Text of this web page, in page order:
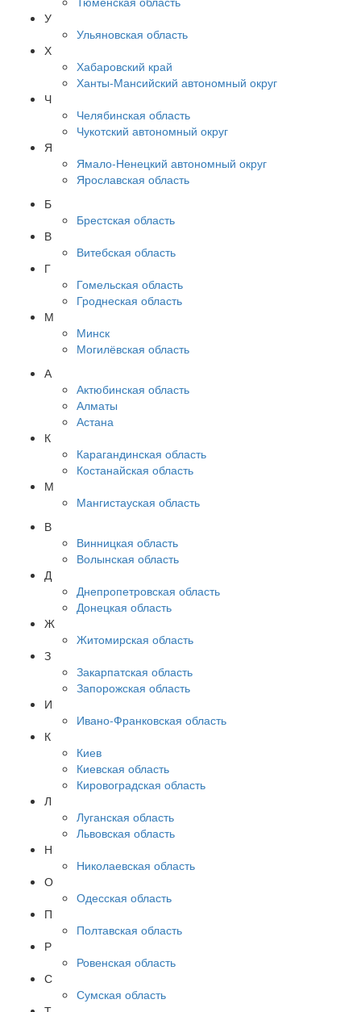
У
Ульяновская область
Х
Хабаровский край
Ханты-Мансийский автономный округ
Ч
Челябинская область
Чукотский автономный округ
Я
Ямало-Ненецкий автономный округ
Ярославская область
Б
Брестская область
В
Витебская область
Г
Гомельская область
Гроднеская область
М
Минск
Могилёвская область
А
Актюбинская область
Алматы
Астана
К
Карагандинская область
Костанайская область
М
Мангистауская область
В
Винницкая область
Волынская область
Д
Днепропетровская область
Донецкая область
Ж
Житомирская область
З
Закарпатская область
Запорожская область
И
Ивано-Франковская область
К
Киев
Киевская область
Кировоградская область
Л
Луганская область
Львовская область
Н
Николаевская область
О
Одесская область
П
Полтавская область
Р
Ровенская область
С
Сумская область